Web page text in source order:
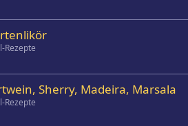
Rezepte
Sherry, Madeira, Marsala
Rezepte